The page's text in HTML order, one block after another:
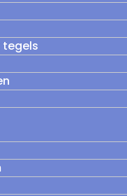
tegels